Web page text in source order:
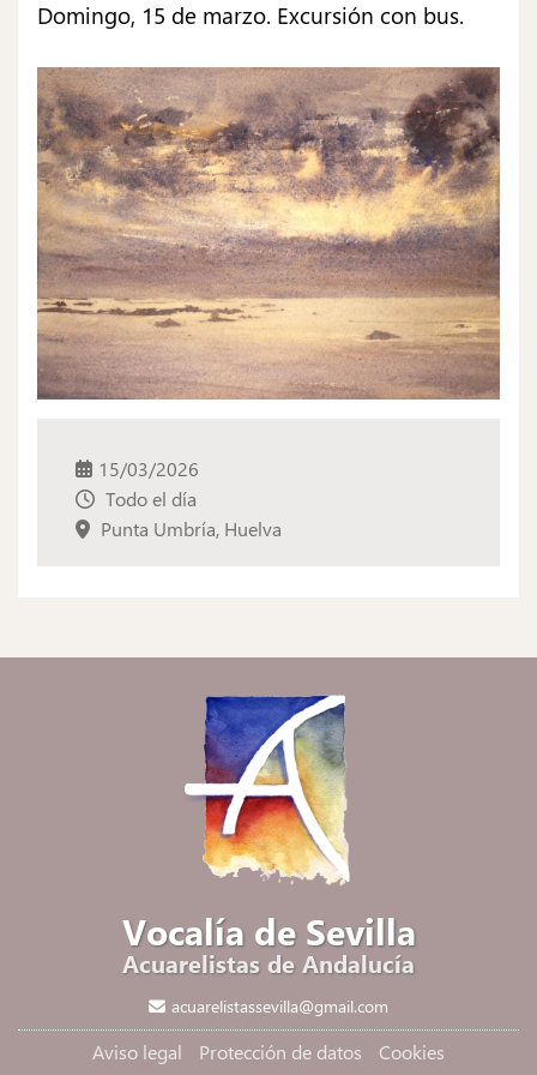
Domingo, 15 de marzo. Excursión con bus.
15/03/2026
Todo el día
Punta Umbría, Huelva
Vocalía de Sevilla
Acuarelistas de Andalucía
acuarelistassevilla@gmail.com
Aviso legal Protección de datos Cookies